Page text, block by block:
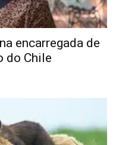
encarregada de
do Chile